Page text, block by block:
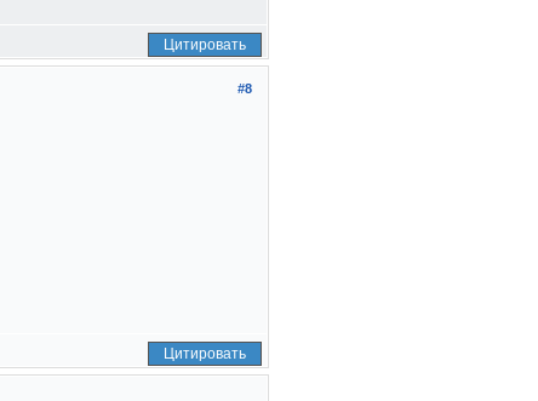
Цитировать
#8
Цитировать